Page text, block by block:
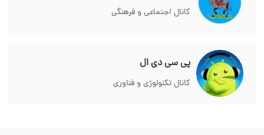
کانال اجتماعی و فرهنگی
پی سی دی ال
کانال تکنولوژی و فناوری